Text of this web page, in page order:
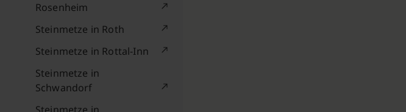
Rosenheim
Steinmetze in Roth
Steinmetze in Rottal-Inn
Steinmetze in
Schwandorf